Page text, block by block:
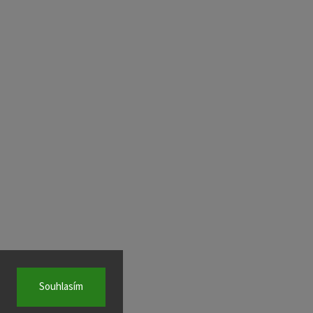
Souhlasím